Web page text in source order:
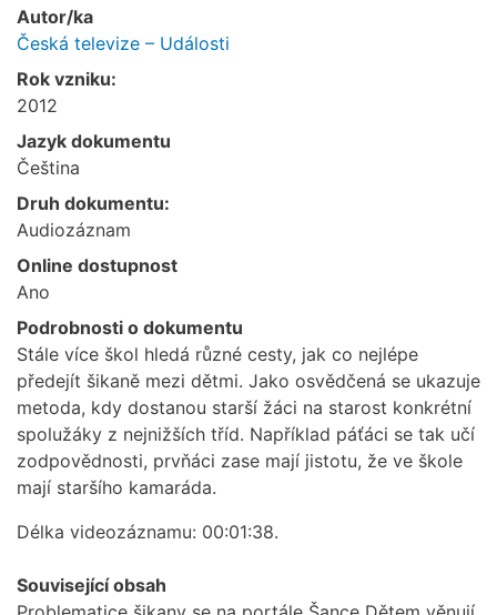
Autor/ka
Česká televize – Události
Rok vzniku:
2012
Jazyk dokumentu
Čeština
Druh dokumentu:
Audiozáznam
Online dostupnost
Ano
Podrobnosti o dokumentu
Stále více škol hledá různé cesty, jak co nejlépe
předejít šikaně mezi dětmi. Jako osvědčená se ukazuje
metoda, kdy dostanou starší žáci na starost konkrétní
spolužáky z nejnižších tříd. Například páťáci se tak učí
zodpovědnosti, prvňáci zase mají jistotu, že ve škole
mají staršího kamaráda.
Délka videozáznamu: 00:01:38.
Související obsah